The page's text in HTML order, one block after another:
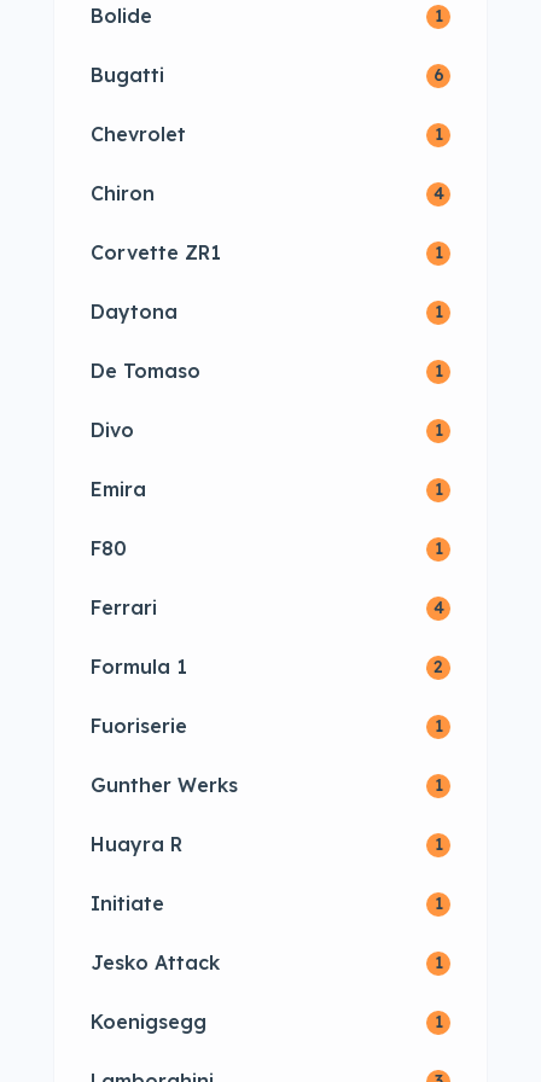
Bolide 1
Bugatti 6
Chevrolet 1
Chiron 4
Corvette ZR1 1
Daytona 1
De Tomaso 1
Divo 1
Emira 1
F80 1
Ferrari 4
Formula 1 2
Fuoriserie 1
Gunther Werks 1
Huayra R 1
Initiate 1
Jesko Attack 1
Koenigsegg 1